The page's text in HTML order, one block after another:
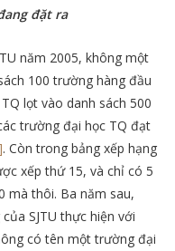
đặt ra
năm 2005, không một
100 trường hàng đầu
lọt vào danh sách 500
trường đại học TQ đạt
. Còn trong bảng xếp hạng
xếp thứ 15, và chỉ có 5
mà thôi. Ba năm sau,
SJTU thực hiện với
có tên một trường đại